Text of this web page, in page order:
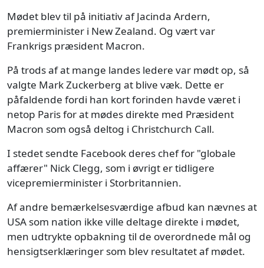
Mødet blev til på initiativ af Jacinda Ardern,
premierminister i New Zealand. Og vært var
Frankrigs præsident Macron.
På trods af at mange landes ledere var mødt op, så
valgte Mark Zuckerberg at blive væk. Dette er
påfaldende fordi han kort forinden havde været i
netop Paris for at mødes direkte med Præsident
Macron som også deltog i Christchurch Call.
I stedet sendte Facebook deres chef for "globale
affærer" Nick Clegg, som i øvrigt er tidligere
vicepremierminister i Storbritannien.
Af andre bemærkelsesværdige afbud kan nævnes at
USA som nation ikke ville deltage direkte i mødet,
men udtrykte opbakning til de overordnede mål og
hensigtserklæringer som blev resultatet af mødet.